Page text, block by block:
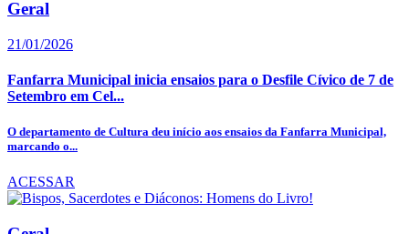
Geral
21/01/2026
Fanfarra Municipal inicia ensaios para o Desfile Cívico de 7 de
Setembro em Cel...
O departamento de Cultura deu início aos ensaios da Fanfarra Municipal,
marcando o...
ACESSAR